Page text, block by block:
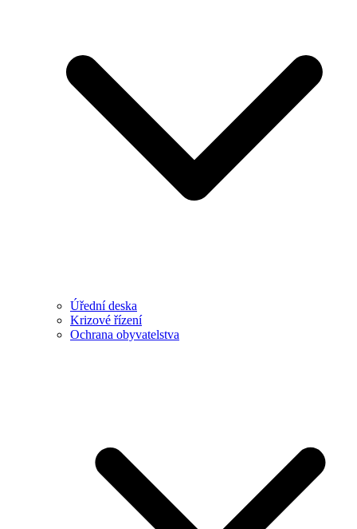
Úřední deska
Krizové řízení
Ochrana obyvatelstva